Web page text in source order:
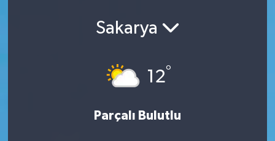
Sakarya
12°
Parçalı Bulutlu